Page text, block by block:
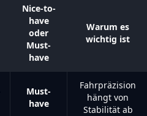
Nice-to-
have
oder
Must-
have
Warum es
wichtig ist
Must-
have
Fahrpräzision
hängt von
Stabilität ab